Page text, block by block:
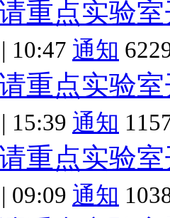
重点实验
| 10:47 通知
重点实验
| 15:39 通知
重点实验
| 09:09 通知